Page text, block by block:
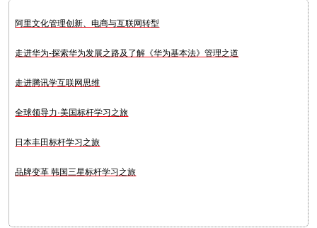
阿里文化管理创新、电商与互联网转型
走进华为-探索华为发展之路及了解《华为基本法》管理之道
走进腾讯学互联网思维
全球领导力·美国标杆学习之旅
日本丰田标杆学习之旅
品牌变革 韩国三星标杆学习之旅